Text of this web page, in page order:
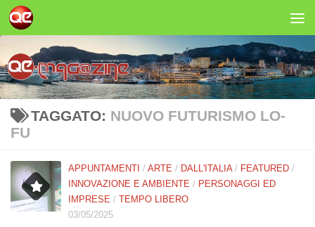
Salta al contenuto
TAGGATO: NUOVO FUTURISMO LO-
FU
APPUNTAMENTI / ARTE / DALL'ITALIA/ FEATURED /
INNOVAZIONE E AMBIENTE / PERSONAGGI ED
IMPRESE / TEMPO LIBERO
03/05/2025